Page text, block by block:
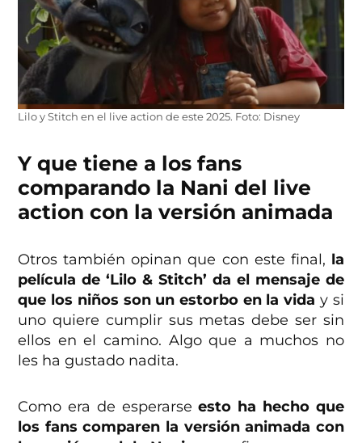
Lilo y Stitch en el live action de este 2025. Foto: Disney
Y que tiene a los fans
comparando la Nani del live
action con la versión animada
Otros también opinan que con este final, la
película de ‘Lilo & Stitch’ da el mensaje de
que los niños son un estorbo en la vida y si
uno quiere cumplir sus metas debe ser sin
ellos en el camino. Algo que a muchos no
les ha gustado nadita.
Como era de esperarse esto ha hecho que
los fans comparen la versión animada con